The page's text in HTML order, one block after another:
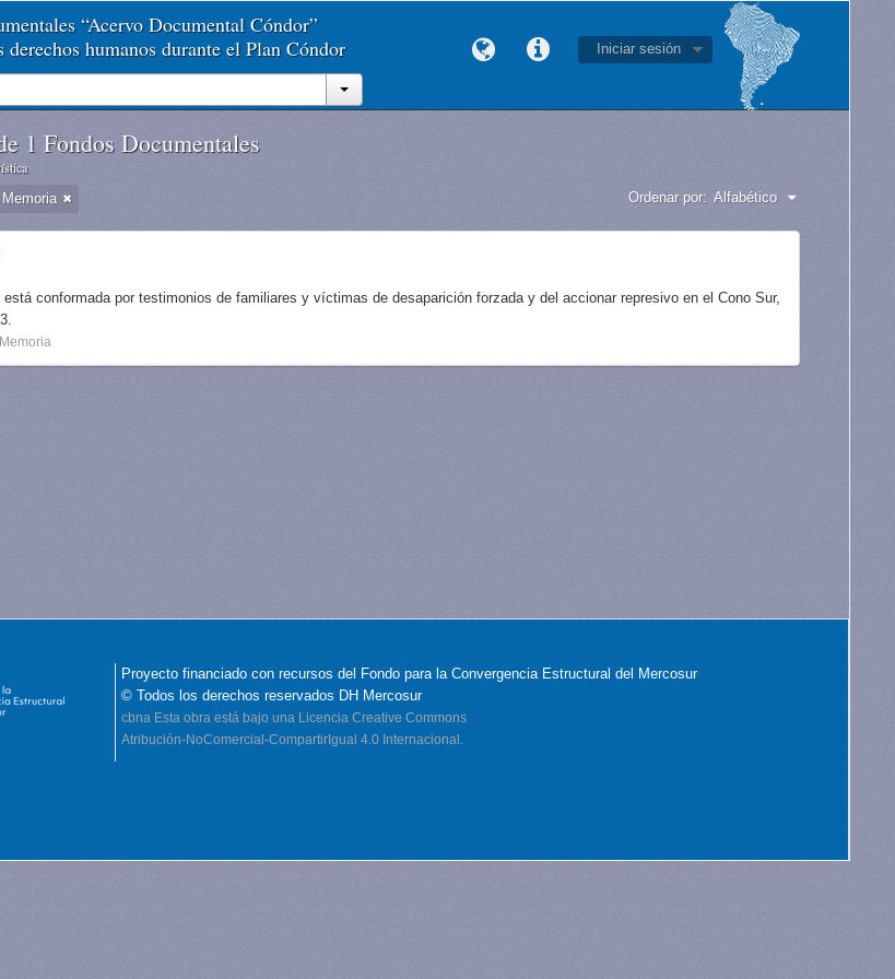
“Acervo Documental Cóndor”
humanos durante el Plan Cóndor
Iniciar sesión
1 Fondos Documentales
Ordenar por: Alfabético
está conformada por testimonios de familiares y víctimas de desaparición forzada y del accionar represivo en el Cono Sur,
Proyecto financiado con recursos del Fondo para la Convergencia Estructural del Mercosur
© Todos los derechos reservados DH Mercosur
cbna Esta obra está bajo una Licencia Creative Commons
Atribución-NoComercial-CompartirIgual 4.0 Internacional.